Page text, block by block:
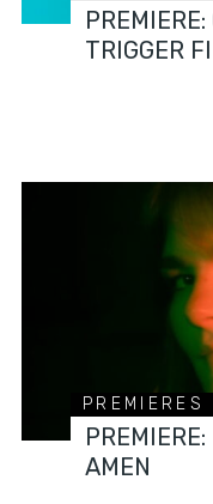
TRIGGER
PREMIERES
AMEN